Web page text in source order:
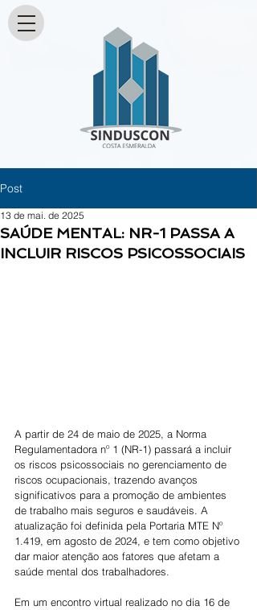
Post
SAÚDE MENTAL: NR-1 PASSA A
INCLUIR RISCOS PSICOSSOCIAIS
13 de mai. de 2025
A partir de 24 de maio de 2025, a Norma
Regulamentadora nº 1 (NR-1) passará a incluir
os riscos psicossociais no gerenciamento de
riscos ocupacionais, trazendo avanços
significativos para a promoção de ambientes
de trabalho mais seguros e saudáveis. A
atualização foi definida pela Portaria MTE Nº
1.419, em agosto de 2024, e tem como objetivo
dar maior atenção aos fatores que afetam a
saúde mental dos trabalhadores.
Em um encontro virtual realizado no dia 16 de